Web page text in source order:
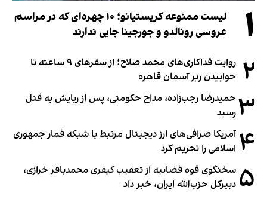
۱
لیست ممنوعه کریستیانو؛ ۱۰ چهره‌ای که در مراسم
عروسی رونالدو و جورجینا جایی ندارند
۲
روایت فداکاری‌های محمد صلاح؛ از سفرهای ۹ ساعته تا
خوابیدن زیر آسمان قاهره
۳ حمیدرضا رجب‌زاده، مداح حکومتی، پس از ربایش به قتل
رسید
۴ آمریکا صرافی‌های ارز دیجیتال مرتبط با شبکه قمار جمهوری
اسلامی را تحریم کرد
۵ سخنگوی قوه قضاییه از تعقیب کیفری محمدباقر خرازی،
دبیر‌کل حزب‌الله ایران، خبر داد